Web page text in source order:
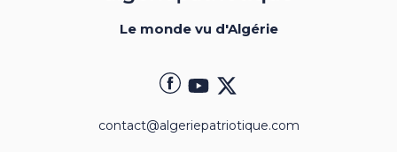
Le monde vu d'Algérie
contact@algeriepatriotique.com